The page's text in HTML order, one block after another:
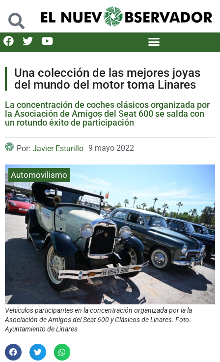
Una colección de las mejores joyas
del mundo del motor toma Linares
La concentración de coches clásicos organizada por
la Asociación de Amigos del Seat 600 se salda con
un rotundo éxito de participación
Por: Javier Esturillo 9 mayo 2022
Automovilismo
Vehículos participantes en la concentración organizada por la la
Asociación de Amigos del Seat 600 y Clásicos de Linares. Foto:
Ayuntamiento de Linares